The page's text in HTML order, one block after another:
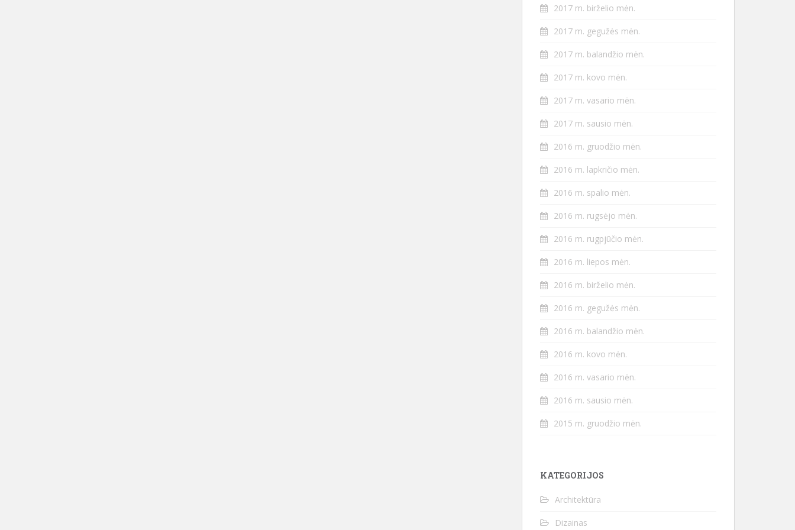
2017 m. birželio mėn.
2017 m. gegužės mėn.
2017 m. balandžio mėn.
2017 m. kovo mėn.
2017 m. vasario mėn.
2017 m. sausio mėn.
2016 m. gruodžio mėn.
2016 m. lapkričio mėn.
2016 m. spalio mėn.
2016 m. rugsėjo mėn.
2016 m. rugpjūčio mėn.
2016 m. liepos mėn.
2016 m. birželio mėn.
2016 m. gegužės mėn.
2016 m. balandžio mėn.
2016 m. kovo mėn.
2016 m. vasario mėn.
2016 m. sausio mėn.
2015 m. gruodžio mėn.
KATEGORIJOS
Architektūra
Dizainas